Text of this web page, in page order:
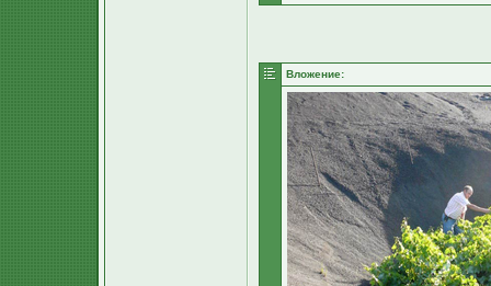
Вложение: